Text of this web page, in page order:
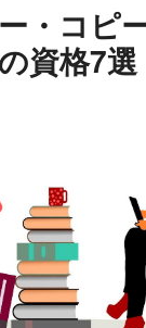
・コピ
資格7選